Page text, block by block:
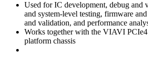
Used for IC development, debug and
and system-level testing, firmware
and validation, and performance
Works together with the VIAVI
platform chassis